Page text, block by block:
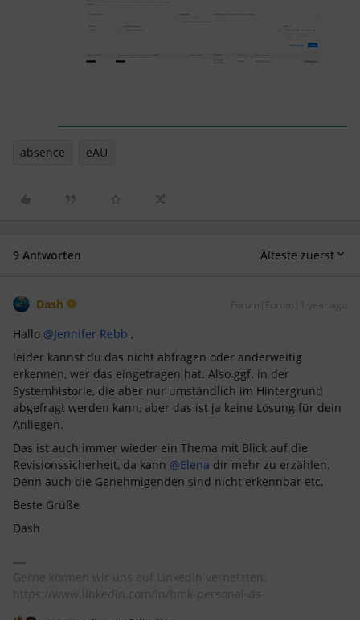
absence eAU
9 Antworten Älteste zuerst
Dash Forum|Forum|1 year ago
Hallo @Jennifer Rebb ,
leider kannst du das nicht abfragen oder anderweitig
erkennen, wer das eingetragen hat. Also ggf. in der
Systemhistorie, die aber nur umständlich im Hintergrund
abgefragt werden kann, aber das ist ja keine Lösung für dein
Anliegen.
Das ist auch immer wieder ein Thema mit Blick auf die
Revisionssicherheit, da kann @Elena dir mehr zu erzählen.
Denn auch die Genehmigenden sind nicht erkennbar etc.
Beste Grüße
Dash
Gerne können wir uns auf LinkedIn vernetzten:
https://www.linkedin.com/in/hmk-personal-ds